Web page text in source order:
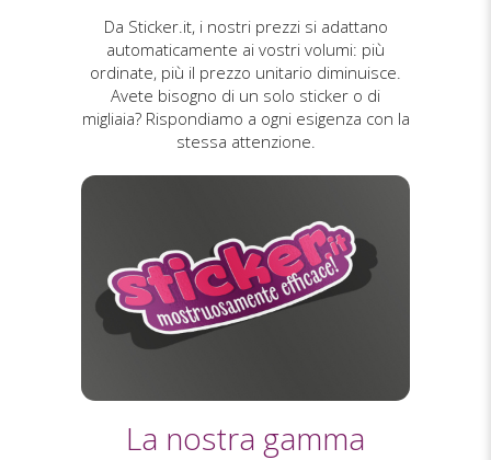
Da Sticker.it, i nostri prezzi si adattano
automaticamente ai vostri volumi: più
ordinate, più il prezzo unitario diminuisce.
Avete bisogno di un solo sticker o di
migliaia? Rispondiamo a ogni esigenza con la
stessa attenzione.
La nostra gamma